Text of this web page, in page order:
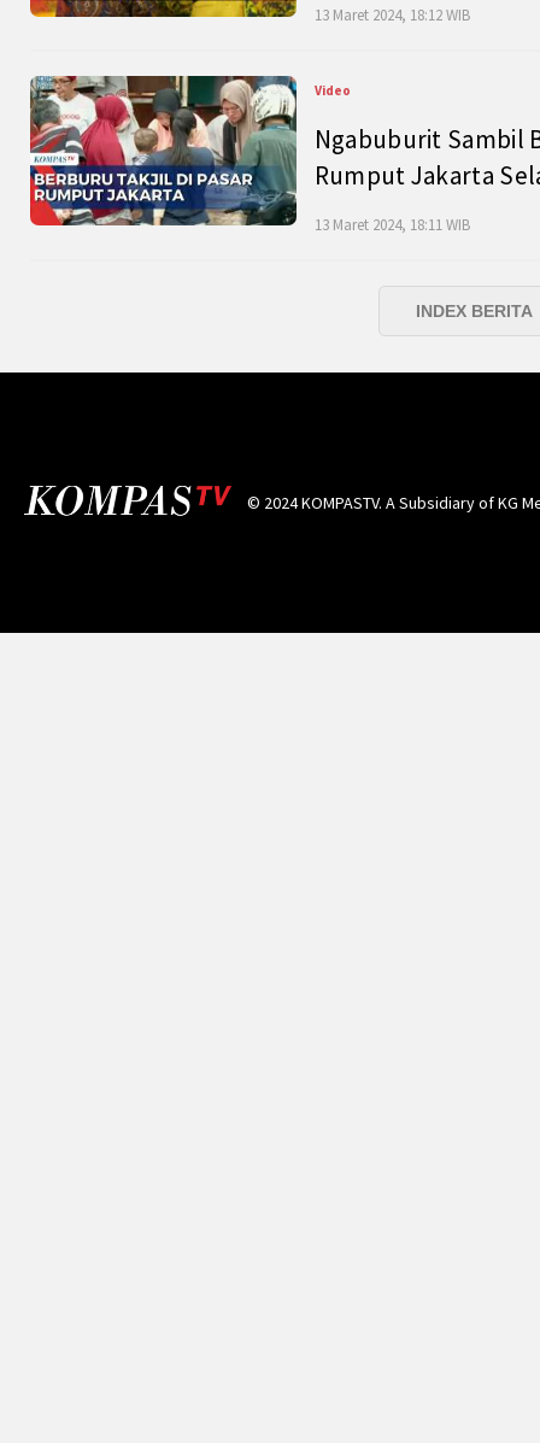
13 Maret 2024, 18:12 WIB
Video
Ngabuburit Sambil
Rumput Jakarta
13 Maret 2024, 18:11 WIB
INDEX BERITA
© 2024 KOMPASTV. A Subsidiary ofKG